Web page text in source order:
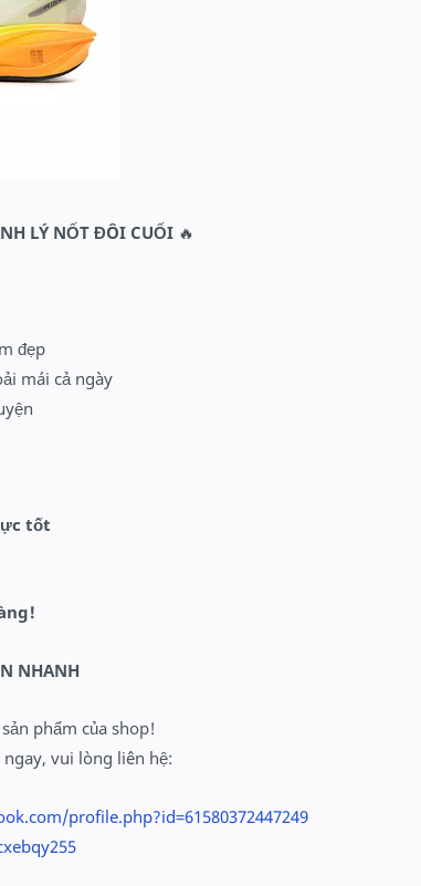
LÝ NỐT ĐÔI CUỐI 🔥
đẹp
mái cả ngày
tốt
NHANH
phẩm của shop!
vui lòng liên hệ:
profile.php?id=61580372447249